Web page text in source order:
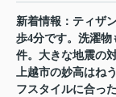
新着情報：ティザ
歩4分です。洗濯
件。大きな地震の
上越市の妙高はね
フスタイルに合っ